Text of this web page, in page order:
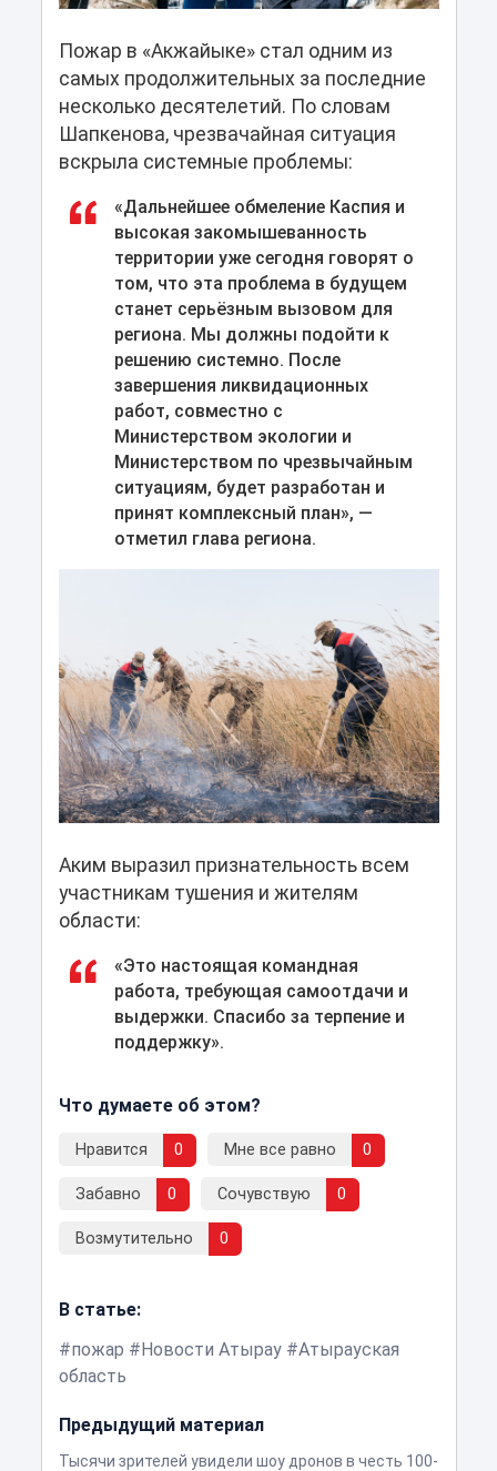
Пожар в «Акжайыке» стал одним из
самых продолжительных за последние
несколько десятелетий. По словам
Шапкенова, чрезвачайная ситуация
вскрыла системные проблемы:
«Дальнейшее обмеление Каспия и
высокая закомышеванность
территории уже сегодня говорят о
том, что эта проблема в будущем
станет серьёзным вызовом для
региона. Мы должны подойти к
решению системно. После
завершения ликвидационных
работ, совместно с
Министерством экологии и
Министерством по чрезвычайным
ситуациям, будет разработан и
принят комплексный план», —
отметил глава региона.
Аким выразил признательность всем
участникам тушения и жителям
области:
«Это настоящая командная
работа, требующая самоотдачи и
выдержки. Спасибо за терпение и
поддержку».
Что думаете об этом?
Нравится 0 Мне все равно 0
Забавно 0 Сочувствую 0
Возмутительно 0
В статье:
пожар
Новости Атырау
Атырауская
область
Предыдущий материал
Тысячи зрителей увидели шоу дронов в честь 100-